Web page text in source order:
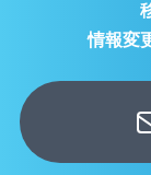
情報変